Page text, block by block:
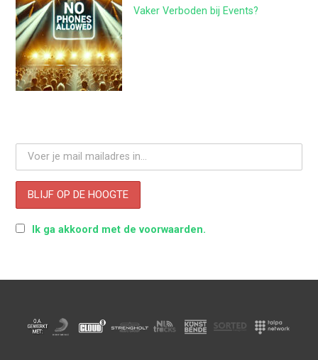
Vaker Verboden bij Events?
Ik ga akkoord met de voorwaarden.